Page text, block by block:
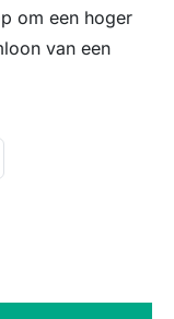
om een hoger
van een